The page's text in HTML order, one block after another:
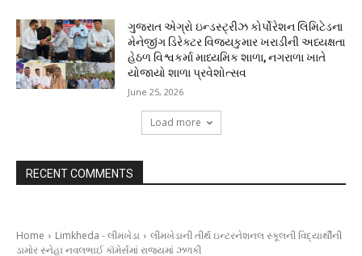
ગુજરાત એગ્રો ઇન્ડસ્ટ્રીઝ કોર્પોરેશન લિમિટેડના
મેનેજીંગ ડિરેક્ટર વિજયકુમાર ખરાડીની અધ્યક્ષતા
હેઠળ વિશ્વકર્મા માધ્યમિક શાળા, નગરાળા ખાતે
યોજાયો શાળા પ્રવેશોત્સવ
June 25, 2026
Load more
RECENT COMMENTS